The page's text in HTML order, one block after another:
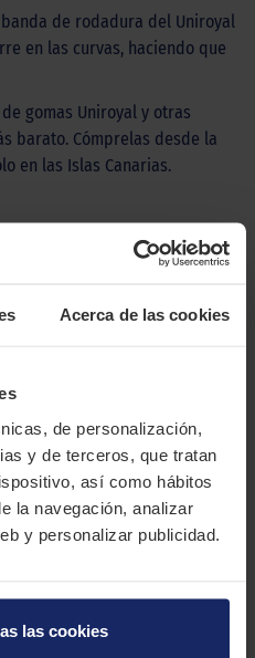
Acerca de las cookies
de personalización,
y de terceros, que tratan
así como hábitos
la navegación, analizar
y personalizar publicidad.
las cookies
de rodadura del Uniroyal
en las curvas, haciendo que
gomas Uniroyal y otras
barato. Cómprelas desde la
en las Islas Canarias.
en mojado. Ideal
sacar el máximo partido a su
3